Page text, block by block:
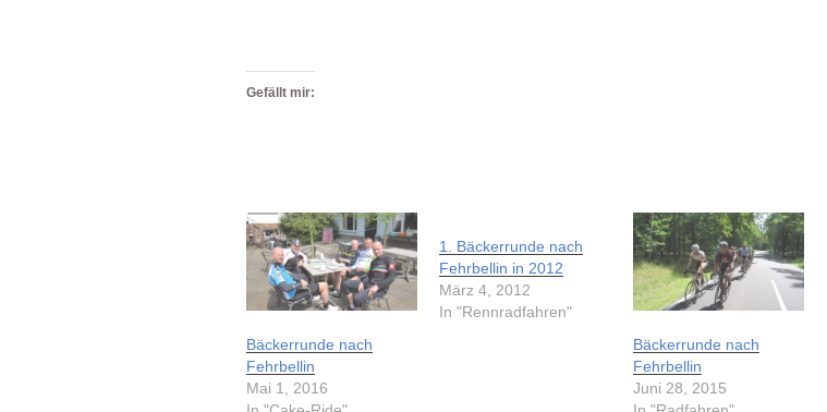
Gefällt mir:
Bäckerrunde nach
Fehrbellin
Mai 1, 2016
1. Bäckerrunde nach
Fehrbellin in 2012
März 4, 2012
In "Rennradfahren"
Bäckerrunde nach
Fehrbellin
Juni 28, 2015